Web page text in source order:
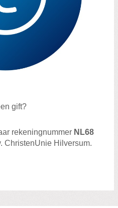
gift?
rekeningnummer NL68
ChristenUnie Hilversum.